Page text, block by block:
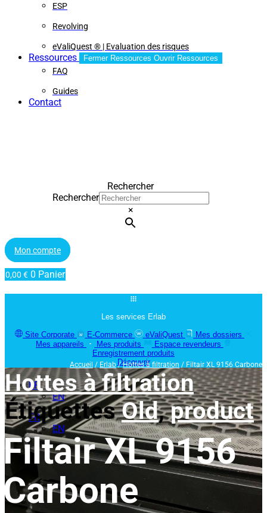
ESP
Revolving
eValiQuest ® | Evaluation des risques
Ressources Fermer Ressources Ouvrir Ressources
FAQ
Guides
Contact
Rechercher
Rechercher
×
Mon compte
0,00 € 0 Panier
Les services Erlab
Site Corporate
E-Commerce eValiQuest
Mes dossiers
Mes appareils
Mes produits
Espace revendeurs
Enregistrement produits
Découvrir
FR
EN
FR
EN
Accueil / Erlab/Hottes à filtration / Filtair XL 9156 Carbone
Hottes à filtration
Étiquettes Old,product
Filtair XL 9156
Carbone